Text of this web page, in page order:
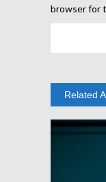
browser for
Related